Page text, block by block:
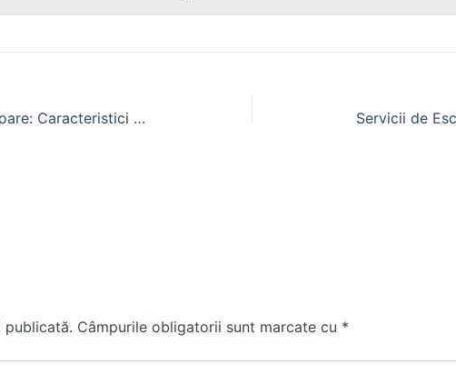
Cabina U445 pentru Tractoare: Caracteristici și Avantaje
publicată. Câmpurile obligatorii sunt marcate cu *